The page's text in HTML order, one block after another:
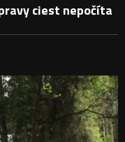
ciest nepočíta